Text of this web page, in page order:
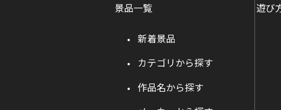
景品一覧
新着景品
カテゴリから探す
作品名から探す
遊び